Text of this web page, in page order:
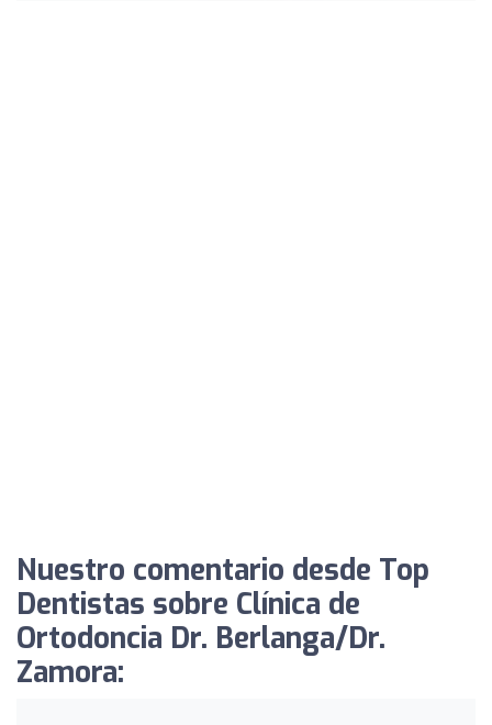
Nuestro comentario desde Top
Dentistas sobre Clínica de
Ortodoncia Dr. Berlanga/Dr.
Zamora: